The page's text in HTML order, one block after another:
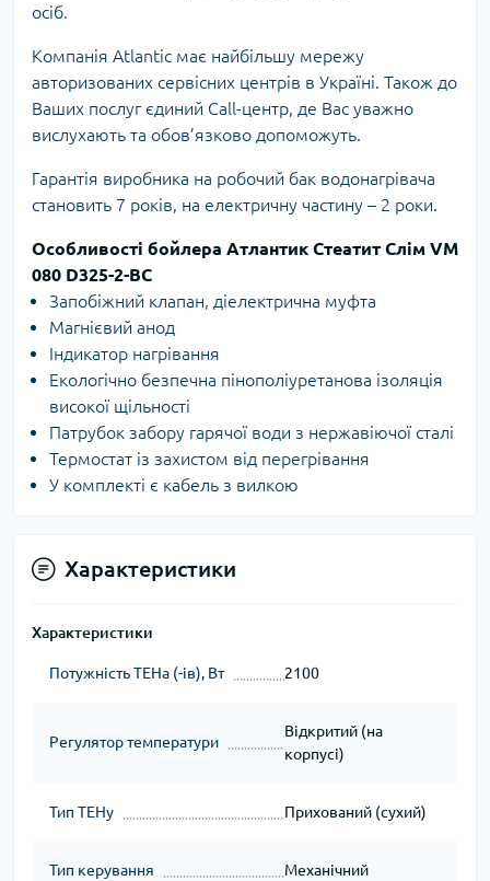
осіб.
Компанія Atlantic має найбільшу мережу
авторизованих сервісних центрів в Україні. Також до
Ваших послуг єдиний Call-центр, де Вас уважно
вислухають та обов’язково допоможуть.
Гарантія виробника на робочий бак водонагрівача
становить 7 років, на електричну частину – 2 роки.
Особливості бойлера Атлантик Стеатит Слім VM
080 D325-2-BC
Запобіжний клапан, діелектрична муфта
Магнієвий анод
Індикатор нагрівання
Екологічно безпечна пінополіуретанова ізоляція
високої щільності
Патрубок забору гарячої води з нержавіючої сталі
Термостат із захистом від перегрівання
У комплекті є кабель з вилкою
Характеристики
Характеристики
Потужність ТЕНа (-ів), Вт 2100
Регулятор температури
Відкритий (на
корпусі)
Тип ТЕНу Прихований (сухий)
Тип керування Механічний